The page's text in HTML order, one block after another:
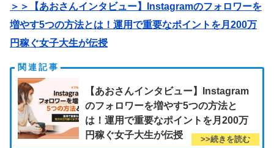
＞＞【あおさんインタビュー】Instagramのフォロワーを
増やす5つの方法とは！運用で重要なポイントを月200万
円稼ぐ女子大生が伝授
【あおさんインタビュー】Instagram
のフォロワーを増やす5つの方法と
は！運用で重要なポイントを月200万
円稼ぐ女子大生が伝授